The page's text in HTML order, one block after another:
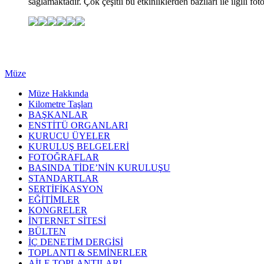
Müze
Müze Hakkında
Kilometre Taşları
BAŞKANLAR
ENSTİTÜ ORGANLARI
KURUCU ÜYELER
KURULUŞ BELGELERİ
FOTOĞRAFLAR
BASINDA TİDE’NİN KURULUŞU
STANDARTLAR
SERTİFİKASYON
EĞİTİMLER
KONGRELER
İNTERNET SİTESİ
BÜLTEN
İÇ DENETİM DERGİSİ
TOPLANTI & SEMİNERLER